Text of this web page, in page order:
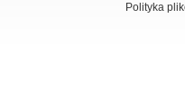
Polityka